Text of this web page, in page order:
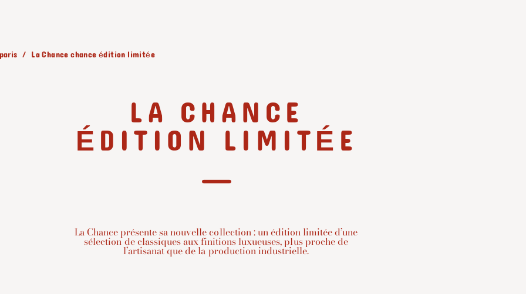
La Chance chance édition limitée
LA CHANCE
ÉDITION LIMITÉE
La Chance présente sa nouvelle collection : un édition limitée d’une
sélection de classiques aux finitions luxueuses, plus proche de
l’artisanat que de la production industrielle.